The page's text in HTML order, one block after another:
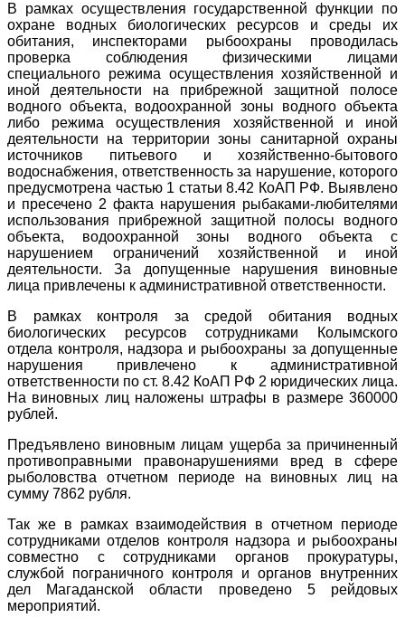
В рамках осуществления государственной функции по
охране водных биологических ресурсов и среды их
обитания, инспекторами рыбоохраны проводилась
проверка соблюдения физическими лицами
специального режима осуществления хозяйственной и
иной деятельности на прибрежной защитной полосе
водного объекта, водоохранной зоны водного объекта
либо режима осуществления хозяйственной и иной
деятельности на территории зоны санитарной охраны
источников питьевого и хозяйственно-бытового
водоснабжения, ответственность за нарушение, которого
предусмотрена частью 1 статьи 8.42 КоАП РФ. Выявлено
и пресечено 2 факта нарушения рыбаками-любителями
использования прибрежной защитной полосы водного
объекта, водоохранной зоны водного объекта с
нарушением ограничений хозяйственной и иной
деятельности. За допущенные нарушения виновные
лица привлечены к административной ответственности.
В рамках контроля за средой обитания водных
биологических ресурсов сотрудниками Колымского
отдела контроля, надзора и рыбоохраны за допущенные
нарушения привлечено к административной
ответственности по ст. 8.42 КоАП РФ 2 юридических лица.
На виновных лиц наложены штрафы в размере 360000
рублей.
Предъявлено виновным лицам ущерба за причиненный
противоправными правонарушениями вред в сфере
рыболовства отчетном периоде на виновных лиц на
сумму 7862 рубля.
Так же в рамках взаимодействия в отчетном периоде
сотрудниками отделов контроля надзора и рыбоохраны
совместно с сотрудниками органов прокуратуры,
службой пограничного контроля и органов внутренних
дел Магаданской области проведено 5 рейдовых
мероприятий.